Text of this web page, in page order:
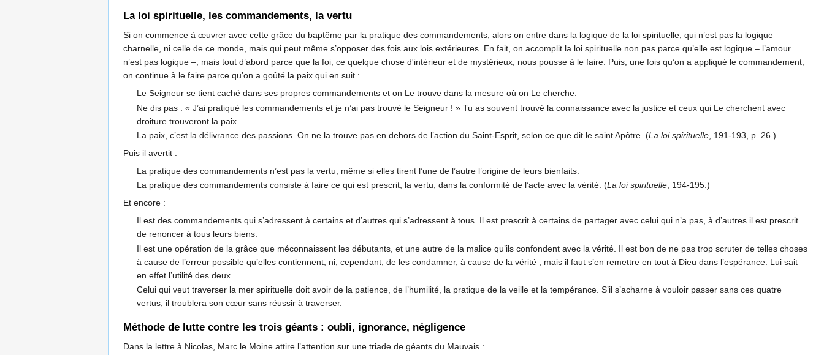
La loi spirituelle, les commandements, la vertu
Si on commence à œuvrer avec cette grâce du baptême par la pratique des commandements, alors on entre dans la logique de la loi spirituelle, qui n’est pas la logique
charnelle, ni celle de ce monde, mais qui peut même s’opposer des fois aux lois extérieures. En fait, on accomplit la loi spirituelle non pas parce qu’elle est logique – l’amour
n’est pas logique –, mais tout d’abord parce que la foi, ce quelque chose d'intérieur et de mystérieux, nous pousse à le faire. Puis, une fois qu’on a appliqué le commandement,
on continue à le faire parce qu’on a goûté la paix qui en suit :
Le Seigneur se tient caché dans ses propres commandements et on Le trouve dans la mesure où on Le cherche.
Ne dis pas : « J’ai pratiqué les commandements et je n’ai pas trouvé le Seigneur ! » Tu as souvent trouvé la connaissance avec la justice et ceux qui Le cherchent avec
droiture trouveront la paix.
La paix, c’est la délivrance des passions. On ne la trouve pas en dehors de l’action du Saint-Esprit, selon ce que dit le saint Apôtre. (La loi spirituelle , 191-193, p. 26.)
Puis il avertit :
La pratique des commandements n’est pas la vertu, même si elles tirent l’une de l’autre l’origine de leurs bienfaits.
La pratique des commandements consiste à faire ce qui est prescrit, la vertu, dans la conformité de l’acte avec la vérité. (La loi spirituelle, 194-195.)
Et encore :
Il est des commandements qui s’adressent à certains et d’autres qui s’adressent à tous. Il est prescrit à certains de partager avec celui qui n’a pas, à d’autres il est prescrit
de renoncer à tous leurs biens.
Il est une opération de la grâce que méconnaissent les débutants, et une autre de la malice qu’ils confondent avec la vérité. Il est bon de ne pas trop scruter de telles choses
à cause de l’erreur possible qu’elles contiennent, ni, cependant, de les condamner, à cause de la vérité ; mais il faut s’en remettre en tout à Dieu dans l’espérance. Lui sait
en effet l’utilité des deux.
Celui qui veut traverser la mer spirituelle doit avoir de la patience, de l’humilité, la pratique de la veille et la tempérance. S’il s’acharne à vouloir passer sans ces quatre
vertus, il troublera son cœur sans réussir à traverser.
Méthode de lutte contre les trois géants : oubli, ignorance, négligence
Dans la lettre à Nicolas, Marc le Moine attire l’attention sur une triade de géants du Mauvais :